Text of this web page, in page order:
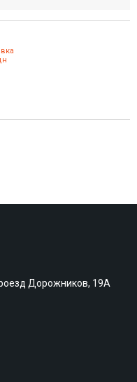
Дорожников, 19А